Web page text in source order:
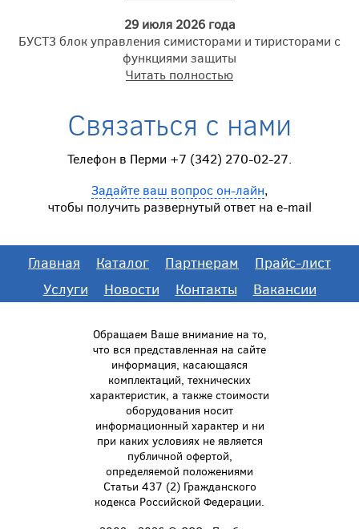
29 июля 2026 года
БУСТ3 блок управления симисторами и тиристорами с
функциями защиты
Читать полностью
Связаться с нами
Телефон в Перми +7 (342) 270-02-27.
Задайте ваш вопрос он-лайн,
чтобы получить развернутый ответ на e-mail
Главная Каталог Партнерам
Прайс-лист
Услуги
Новости Контакты Вакансии
Обращаем Ваше внимание на то,
что вся представленная на сайте
информация, касающаяся
комплектаций, технических
характеристик, а также стоимости
оборудования носит
информационный характер и ни
при каких условиях не является
публичной офертой,
определяемой положениями
Статьи 437 (2) Гражданского
кодекса Российской Федерации.